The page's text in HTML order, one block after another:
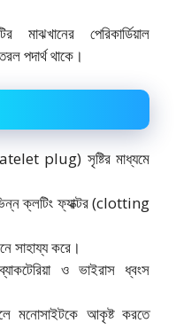
পেরিকার্ডিয়াল
থাকে।
plug) সৃষ্টির মাধ্যমে
ক্লটিং ফ্যাক্টর (clotting
সাহায্য করে।
ও ভাইরাস ধ্বংস
মনোসাইটকে আকৃষ্ট করতে